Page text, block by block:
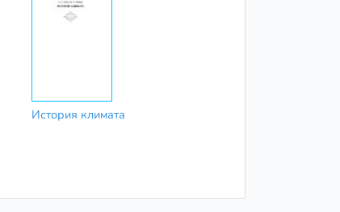
История климата